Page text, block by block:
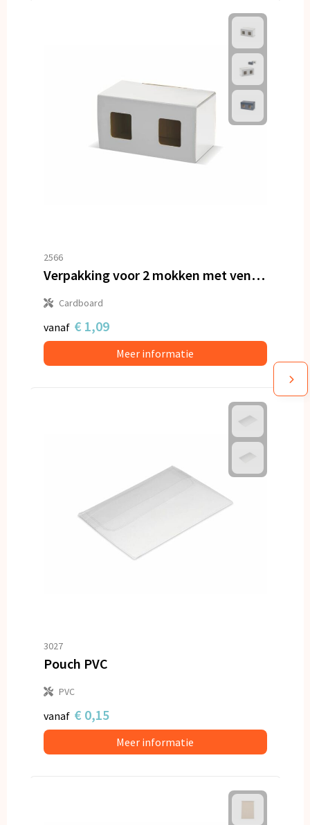
2566
Verpakking voor 2 mokken met venster
Cardboard
vanaf € 1,09
Meer informatie
3027
Pouch PVC
PVC
vanaf € 0,15
Meer informatie